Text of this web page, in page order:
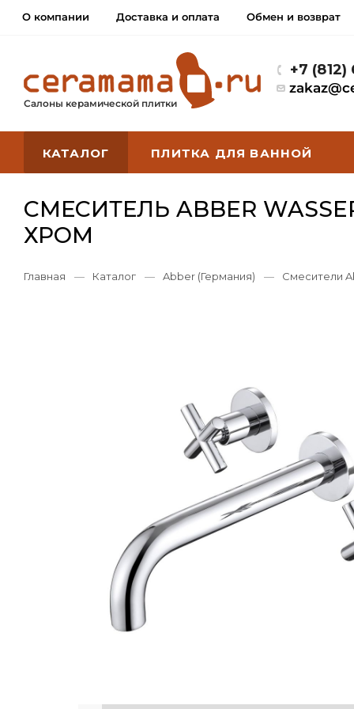
О компании Доставка и оплата Обмен и возврат
Салоны керамической плитки
+7 (812)
КАТАЛОГ ПЛИТКА ДЛЯ ВАННОЙ
СМЕСИТЕЛЬ ABBER
ХРОМ
Главная — Каталог — Abber (Германия) — Смесители